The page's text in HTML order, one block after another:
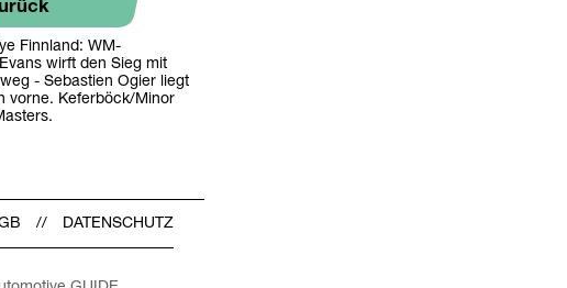
Finnland: WM-
wirft den Sieg mit
- Sebastien Ogier liegt
vorne. Keferböck/Minor
DATENSCHUTZ